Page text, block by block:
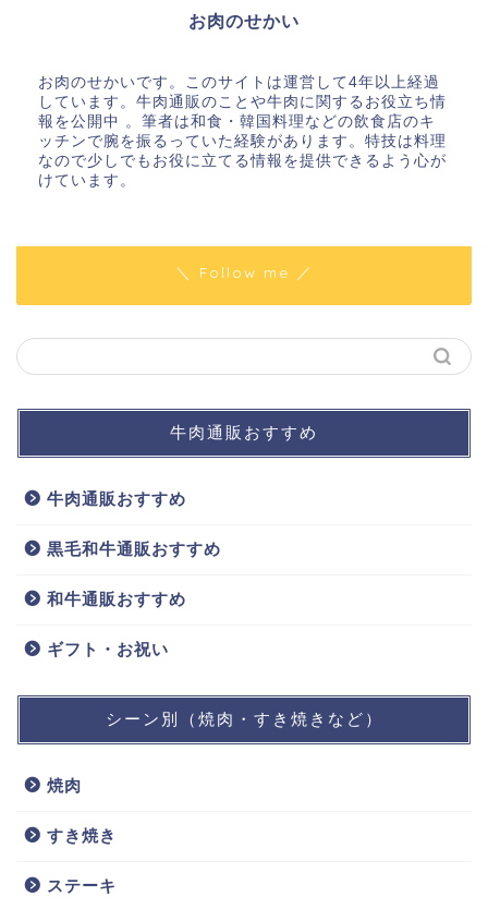
お肉のせかい
お肉のせかいです。このサイトは運営して4年以上経過
しています。牛肉通販のことや牛肉に関するお役立ち情
報を公開中 。筆者は和食・韓国料理などの飲食店のキ
ッチンで腕を振るっていた経験があります。特技は料理
なので少しでもお役に立てる情報を提供できるよう心が
けています。
＼ Follow me ／
牛肉通販おすすめ
牛肉通販おすすめ
黒毛和牛通販おすすめ
和牛通販おすすめ
ギフト・お祝い
シーン別（焼肉・すき焼きなど）
焼肉
すき焼き
ステーキ